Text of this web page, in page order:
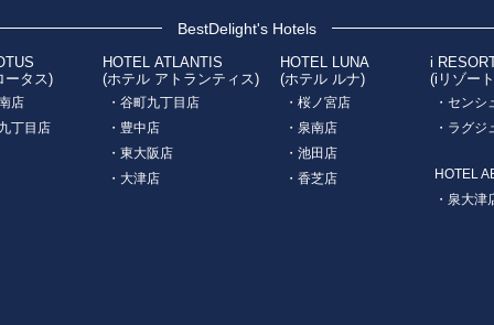
BestDelight's Hotels
ータス)
店
丁目店
HOTEL ATLANTIS
(ホテル アトランティス)
・谷町九丁目店
・豊中店
・東大阪店
・大津店
HOTEL LUNA
(ホテル ルナ)
・桜ノ宮店
・泉南店
・池田店
・香芝店
i
(iリゾー
・センシ
・ラグジ
HOTEL
・泉大津